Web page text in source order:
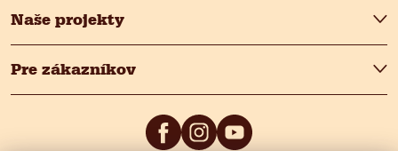
Naše projekty
Pre zákazníkov